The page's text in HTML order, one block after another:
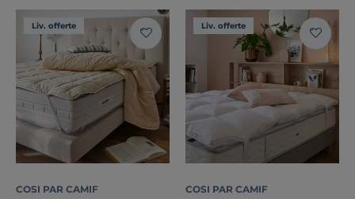
Liv. offerte
COSI PAR CAMIF
Liv. offerte
COSI PAR CAMIF